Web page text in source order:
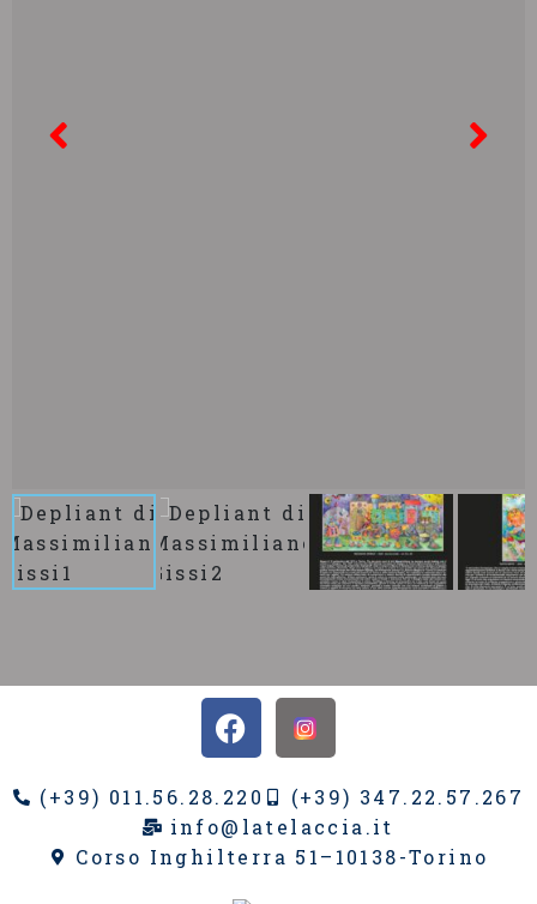
(+39) 011.56.28.220
(+39) 347.22.57.267
info@latelaccia.it
Corso Inghilterra 51–10138-Torino